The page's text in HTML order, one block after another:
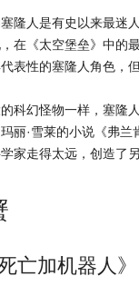
隆人是有史以来最迷
在《太空堡垒》中的
表性的塞隆人角色，
科幻怪物一样，塞隆
丽·雪莱的小说《弗
家走得太远，创造了
亡加机器人》